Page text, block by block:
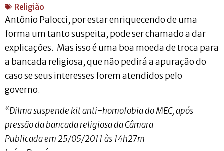
Religião
Antônio Palocci, por estar enriquecendo de uma
forma um tanto suspeita, pode ser chamado a dar
explicações. Mas isso é uma boa moeda de troca para
a bancada religiosa, que não pedirá a apuração do
caso se seus interesses forem atendidos pelo
governo.
“Dilma suspende kit anti-homofobia do MEC, após
pressão da bancada religiosa da Câmara
Publicada em 25/05/2011 às 14h27m